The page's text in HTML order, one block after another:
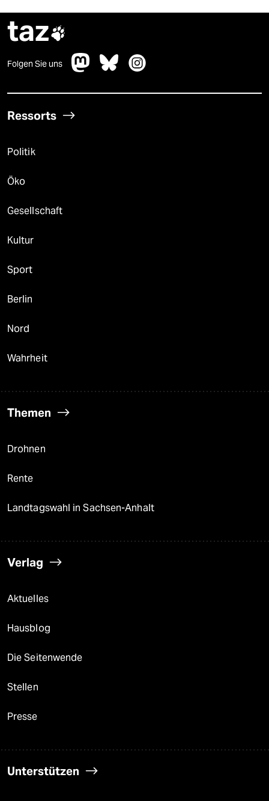
taz
Folgen Sie uns
Ressorts
Politik
Öko
Gesellschaft
Kultur
Sport
Berlin
Nord
Wahrheit
Themen
Drohnen
Rente
Landtagswahl in Sachsen-Anhalt
Verlag
Aktuelles
Hausblog
Die Seitenwende
Stellen
Presse
Unterstützen